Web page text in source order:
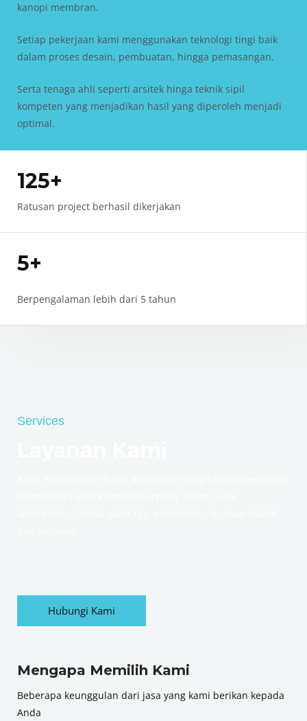
kanopi membran.
Setiap pekerjaan kami menggunakan teknologi tingi baik
dalam proses desain, pembuatan, hingga pemasangan.
Serta tenaga ahli seperti arsitek hinga teknik sipil
kompeten yang menjadikan hasil yang diperoleh menjadi
optimal.
125+
Ratusan project berhasil dikerjakan
5+
Berpengalaman lebih dari 5 tahun
Services
Hubungi Kami
Mengapa Memilih Kami
Beberapa keunggulan dari jasa yang kami berikan kepada
Anda